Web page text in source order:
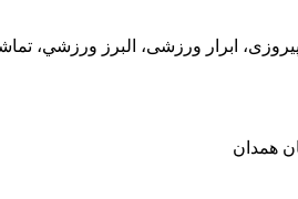
ابرار ورزشی، البرز ورزشي، تماشا،
همدان